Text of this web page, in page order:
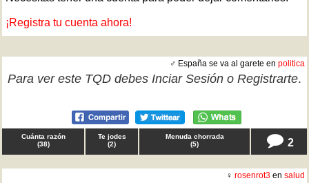
¡Registra tu cuenta ahora!
♂ España se va al garete en politica
Para ver este TQD debes Inciar Sesión o Registrarte.
Cuánta razón
(38)
Te jodes
(2)
Menuda chorrada
(5) 2
♀ rosenrot3 en salud